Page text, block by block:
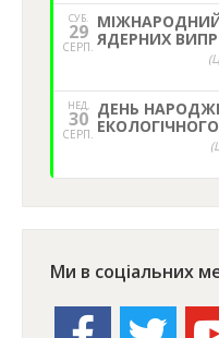
СУБ.
29
СЕРП. ЯДЕРНИХ
НЕД,
30
СЕРП.
ДЕНЬ
Ми в соціальних
facebook twitter